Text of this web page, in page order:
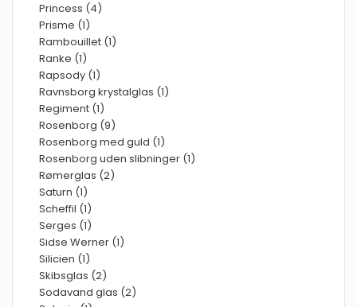
Princess (4)
Prisme (1)
Rambouillet (1)
Ranke (1)
Rapsody (1)
Ravnsborg krystalglas (1)
Regiment (1)
Rosenborg (9)
Rosenborg med guld (1)
Rosenborg uden slibninger (1)
Rømerglas (2)
Saturn (1)
Scheffil (1)
Serges (1)
Sidse Werner (1)
Silicien (1)
Skibsglas (2)
Sodavand glas (2)